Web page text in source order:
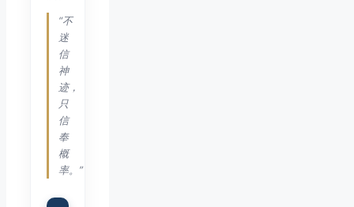
“不
迷
信
神
迹，
只
信
奉
概
率。”